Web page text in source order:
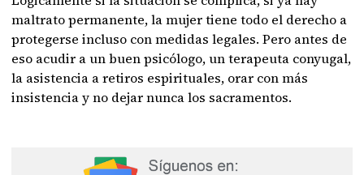
maltrato permanente, la mujer tiene todo el derecho a
protegerse incluso con medidas legales. Pero antes de
eso acudir a un buen psicólogo, un terapeuta conyugal,
la asistencia a retiros espirituales, orar con más
insistencia y no dejar nunca los sacramentos.